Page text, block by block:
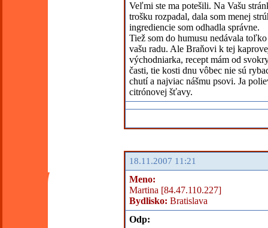
Veľmi ste ma potešili. Na Vašu
trošku rozpadal, dala som menej
ingrediencie som odhadla správne.
Tiež som do humusu nedávala
vašu radu. Ale Braňovi k tej
východniarka, recept mám od
časti, tie kosti dnu vôbec nie sú
chutí a najviac nášmu psovi. Ja
citrónovej šťavy.
18.11.2007 11:21
Meno:
Martina [84.47.110.227]
Bydlisko: Bratislava
Odp: